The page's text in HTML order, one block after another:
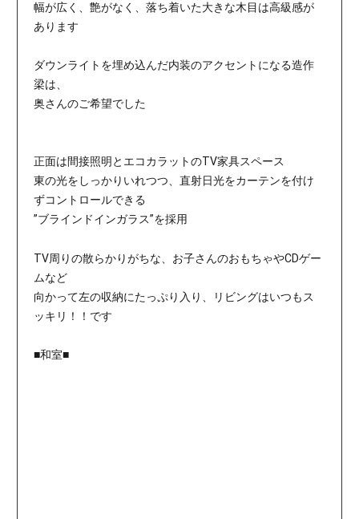
幅が広く、艶がなく、落ち着いた大きな木目は高級感が
あります
ダウンライトを埋め込んだ内装のアクセントになる造作
梁は、
奥さんのご希望でした
正面は間接照明とエコカラットのTV家具スペース
東の光をしっかりいれつつ、直射日光をカーテンを付け
ずコントロールできる
”ブラインドインガラス”を採用
TV周りの散らかりがちな、お子さんのおもちゃやCDゲー
ムなど
向かって左の収納にたっぷり入り、リビングはいつもス
ッキリ！！です
■和室■